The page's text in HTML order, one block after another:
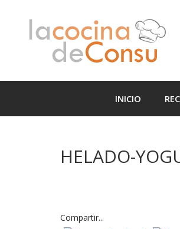
INICIO
HELADO-
Compartir...